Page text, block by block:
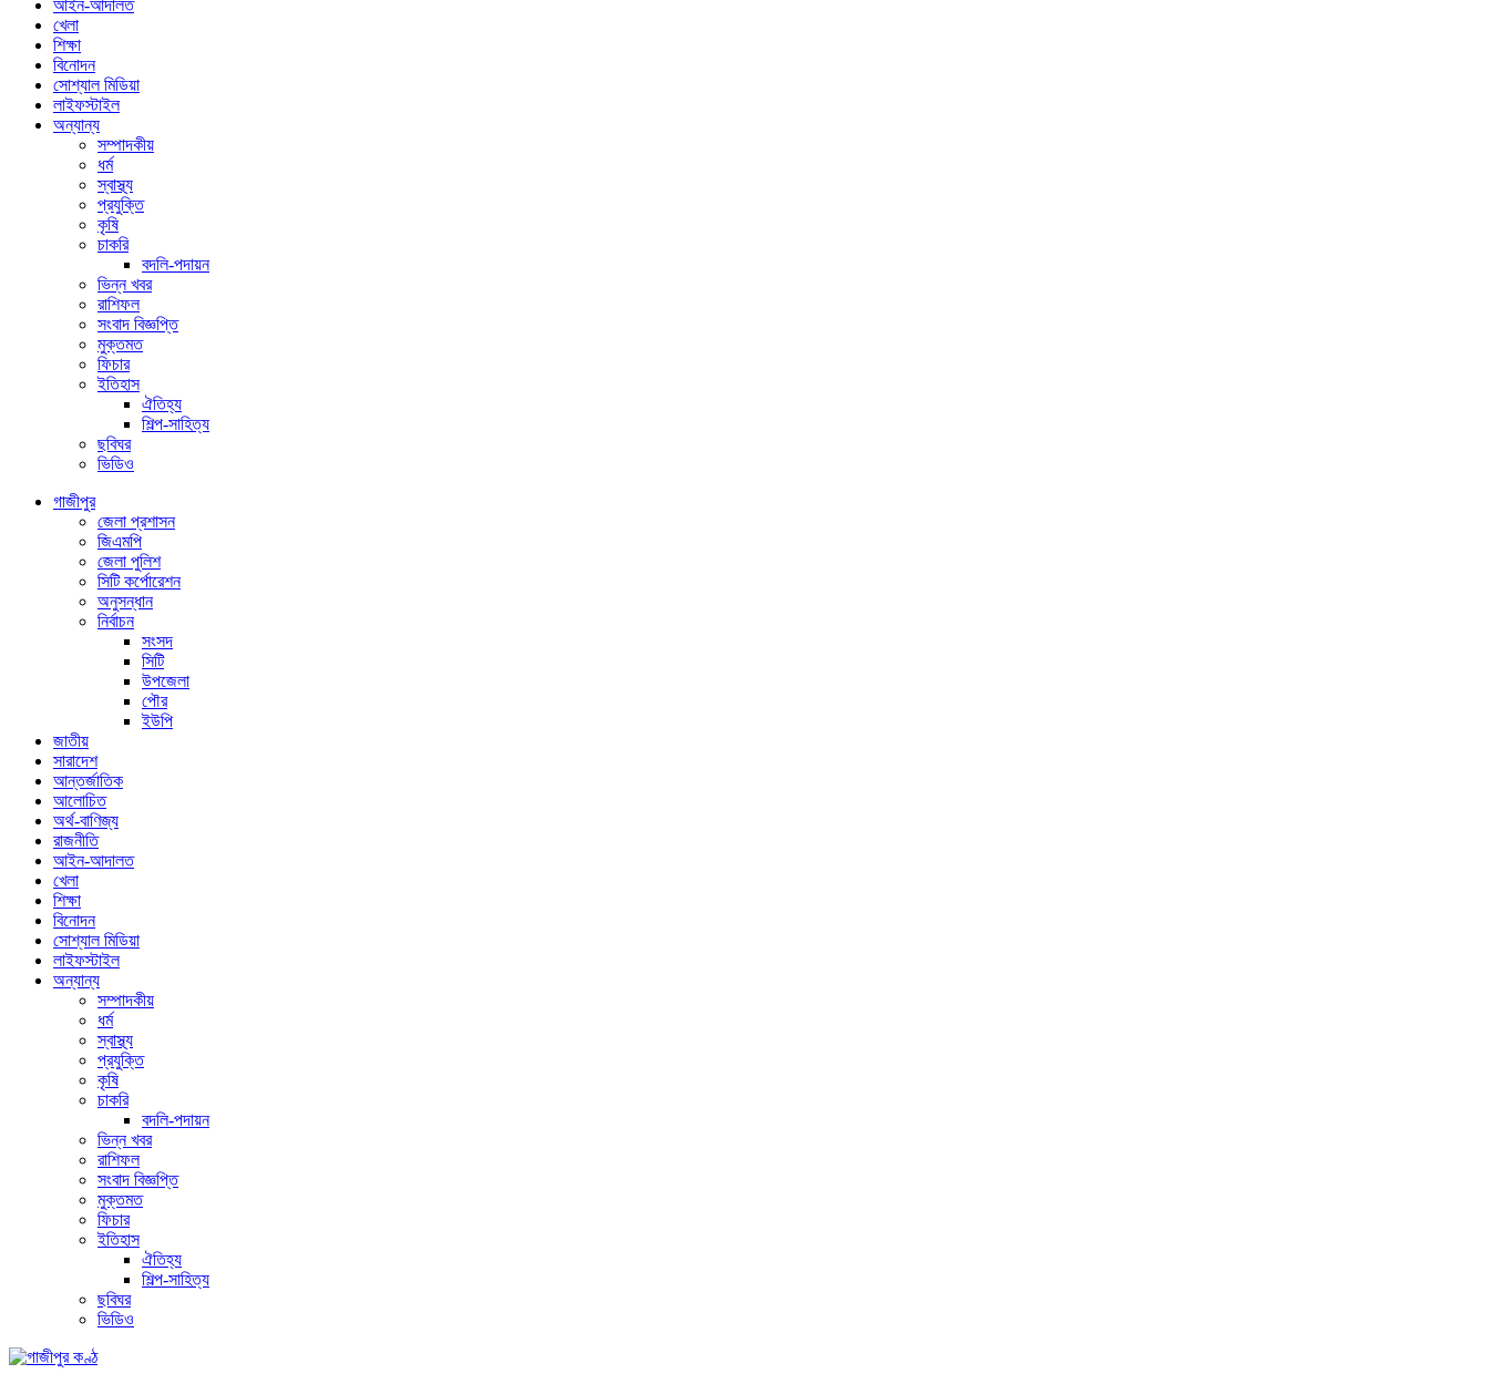
আইন-আদালত
খেলা
শিক্ষা
বিনোদন
সোশ্যাল মিডিয়া
লাইফস্টাইল
অন্যান্য
সম্পাদকীয়
ধর্ম
স্বাস্থ্য
প্রযুক্তি
কৃষি
চাকরি
বদলি-পদায়ন
ভিন্ন খবর
রাশিফল
সংবাদ বিজ্ঞপ্তি
মুক্তমত
ফিচার
ইতিহাস
ঐতিহ্য
শিল্প-সাহিত্য
ছবিঘর
ভিডিও
গাজীপুর
জেলা প্রশাসন
জিএমপি
জেলা পুলিশ
সিটি কর্পোরেশন
অনুসন্ধান
নির্বাচন
সংসদ
সিটি
উপজেলা
পৌর
ইউপি
জাতীয়
সারাদেশ
আন্তর্জাতিক
আলোচিত
অর্থ-বাণিজ্য
রাজনীতি
আইন-আদালত
খেলা
শিক্ষা
বিনোদন
সোশ্যাল মিডিয়া
লাইফস্টাইল
অন্যান্য
সম্পাদকীয়
ধর্ম
স্বাস্থ্য
প্রযুক্তি
কৃষি
চাকরি
বদলি-পদায়ন
ভিন্ন খবর
রাশিফল
সংবাদ বিজ্ঞপ্তি
মুক্তমত
ফিচার
ইতিহাস
ঐতিহ্য
শিল্প-সাহিত্য
ছবিঘর
ভিডিও